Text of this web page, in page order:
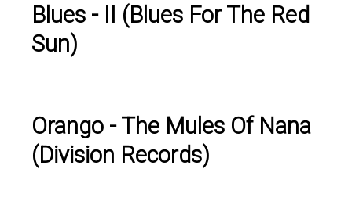
Blues - II (Blues For The Red
Sun)
Orango - The Mules Of Nana
(Division Records)